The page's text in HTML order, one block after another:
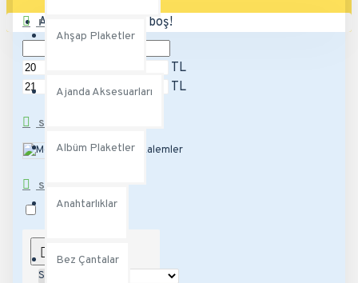
Ahşap Plaketler
Ajanda Aksesuarları
Albüm Plaketler
Anahtarlıklar
Bez Çantalar
Alışveriş sepetiniz boş!
FIYAT
TL
TL
SUBCATEGORIES
Metal Kalemler
STOK DURUMU
Sırala: